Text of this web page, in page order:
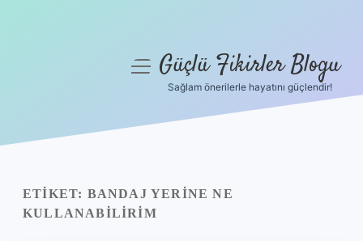
Yasal Uyarı
menüyüGüçlü Fikirler Blogu
Sağlam önerilerle hayatını güçlendir!
ETIKET: BANDAJ YERINE NE
KULLANABILIRIM